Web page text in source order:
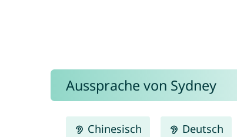
Aussprache von Sydney
Chinesisch Deutsch